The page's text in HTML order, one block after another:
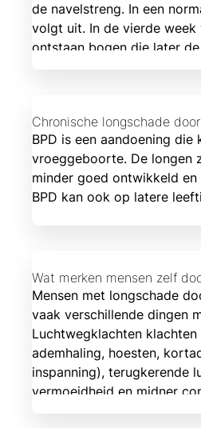
de navelstreng. In een
volgt uit. In de vierde week
ontstaan bogen die later
Chronische longschade
BPD is een aandoening
vroeggeboorte. De longen
minder goed ontwikkeld
BPD kan ook op latere
Wat merken mensen zelf
Mensen met longschade
vaak verschillende dingen
Luchtwegklachten
ademhaling, hoesten,
inspanning), terugkerende
vermoeidheid en midner